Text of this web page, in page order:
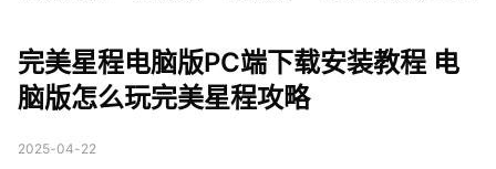
完美星程电脑版PC端下载安装教程 电
脑版怎么玩完美星程攻略
2025-04-22